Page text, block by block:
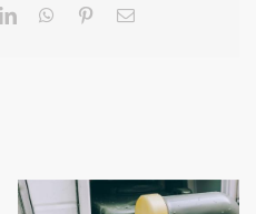
LinkedInWhatsApp
PinterestCorreo